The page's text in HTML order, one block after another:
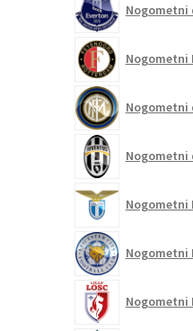
Nogometni
Nogometni
Nogometni
Nogometni
Nogometni
Nogometni
Nogometni